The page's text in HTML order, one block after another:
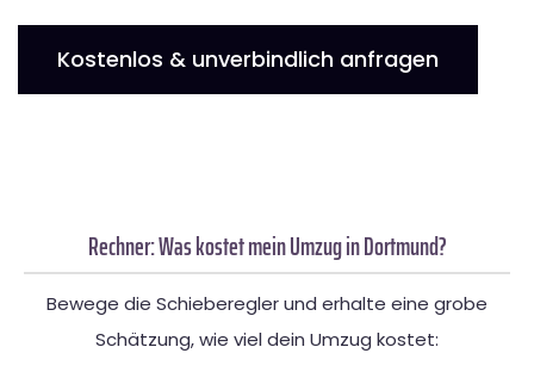
Kostenlos & unverbindlich anfragen
Rechner: Was kostet mein Umzug in Dortmund?
Bewege die Schieberegler und erhalte eine grobe
Schätzung, wie viel dein Umzug kostet: